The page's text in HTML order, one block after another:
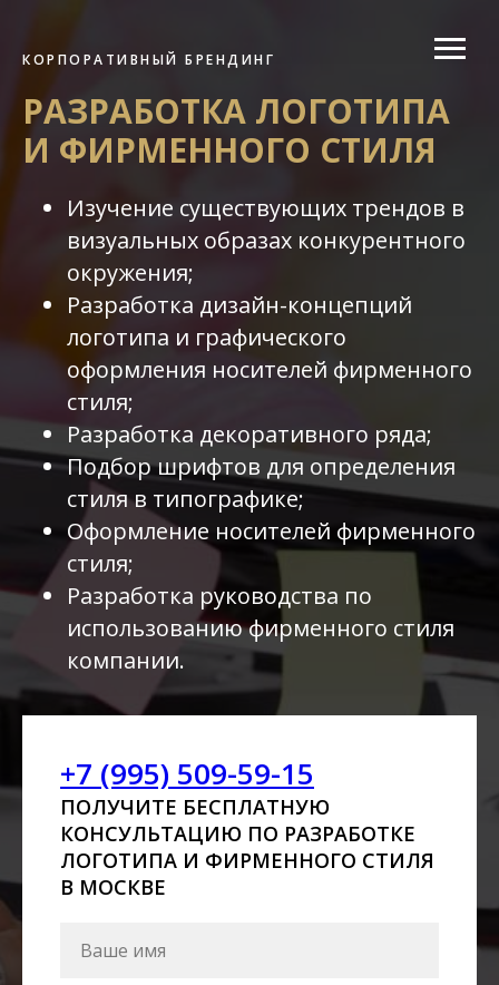
КОРПОРАТИВНЫЙ БРЕНДИНГ
РАЗРАБОТКА ЛОГОТИПА
И ФИРМЕННОГО СТИЛЯ
Изучение существующих трендов в
визуальных образах конкурентного
окружения;
Разработка дизайн-концепций
логотипа и графического
оформления носителей фирменного
стиля;
Разработка декоративного ряда;
Подбор шрифтов для определения
стиля в типографике;
Оформление носителей фирменного
стиля;
Разработка руководства по
использованию фирменного стиля
компании.
+7 (995) 509-59-15
ПОЛУЧИТЕ БЕСПЛАТНУЮ
КОНСУЛЬТАЦИЮ ПО РАЗРАБОТКЕ
ЛОГОТИПА И ФИРМЕННОГО СТИЛЯ
В МОСКВЕ